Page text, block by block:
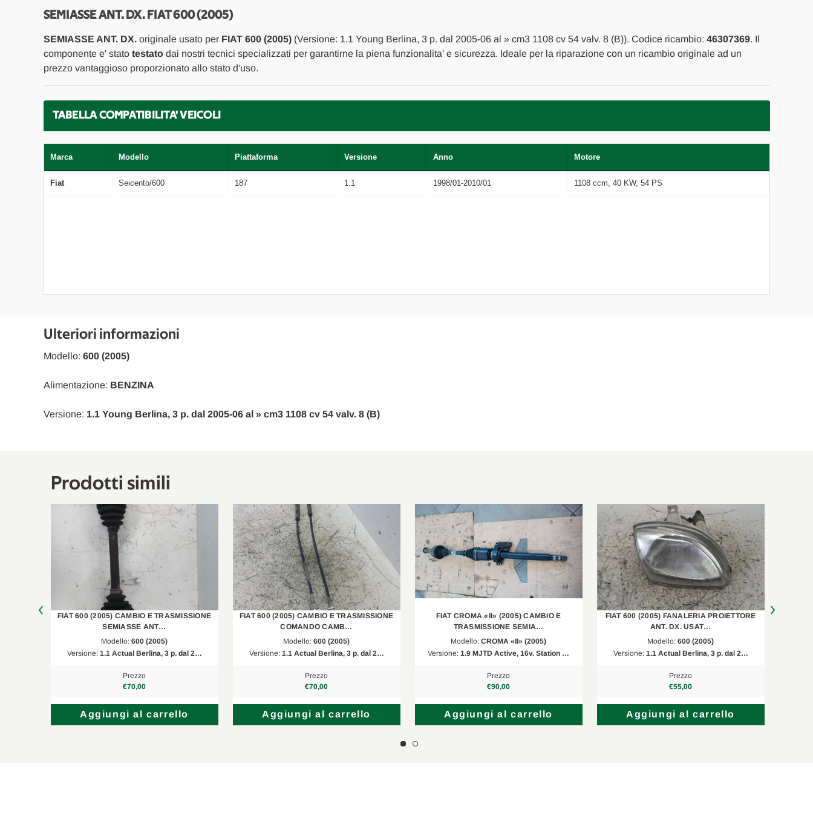
2005
in
poi
[[260911]]
2005
in
poi
[[260911]]
SEMIASSE ANT. DX. FIAT 600 (2005)
SEMIASSE ANT. DX.originale usato per FIAT 600 (2005)(Versione: 1.1 Young Berlina, 3 p. dal 2005-06 al » cm3 1108 cv 54 valv. 8 (B)). Codice ricambio: 46307369. Il
componente e' stato testatodai nostri tecnici specializzati per garantirne la piena funzionalita' e sicurezza. Ideale per la riparazione con un ricambio originale ad un
prezzo vantaggioso proporzionato allo stato d'uso.
TABELLA COMPATIBILITA' VEICOLI
Marca Modello Piattaforma Versione Anno Motore
Fiat Seicento/600 187 1.1 1998/01-2010/01 1108 ccm, 40 KW, 54 PS
Ulteriori informazioni
Modello: 600 (2005)
Versione: 1.1 Young Berlina, 3 p. dal 2005-06 al » cm3 1108 cv 54 valv. 8 (B)
Alimentazione: BENZINA
Prodotti simili
FIAT 600 (2005) CAMBIO E TRASMISSIONE
SEMIASSE ANT…
Modello: 600 (2005)
Versione: 1.1 Actual Berlina, 3 p. dal 2…
Prezzo
€70,00
Aggiungi al carrello
FIAT 600 (2005) CAMBIO E TRASMISSIONE
COMANDO CAMB…
Modello: 600 (2005)
Versione: 1.1 Actual Berlina, 3 p. dal 2…
Prezzo
€70,00
Aggiungi al carrello
FIAT CROMA «II» (2005) CAMBIO E
TRASMISSIONE SEMIA…
Modello: CROMA «II» (2005)
Versione: 1.9 MJTD Active, 16v. Station …
Prezzo
€90,00
Aggiungi al carrello
FIAT 600 (2005) FANALERIA PROIETTORE
ANT. DX. USAT…
Modello: 600 (2005)
Versione: 1.1 Actual Berlina, 3 p. dal 2…
Prezzo
€55,00
Aggiungi al carrello